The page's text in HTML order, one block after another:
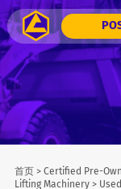
首页> Certified Pre-
Lifting Machinery>